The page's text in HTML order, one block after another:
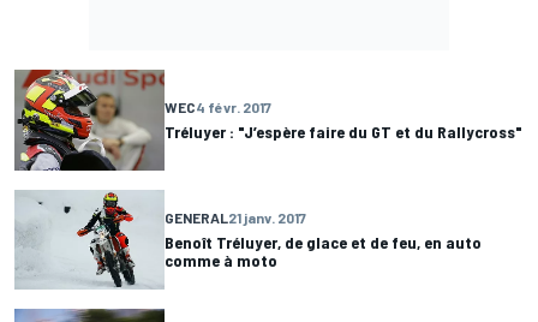
WEC4 févr. 2017
Tréluyer : "J’espère faire du GT et du Rallycross"
GENERAL21 janv. 2017
Benoît Tréluyer, de glace et de feu, en auto
comme à moto